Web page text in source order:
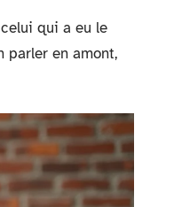
qui a eu le
parler en amont,